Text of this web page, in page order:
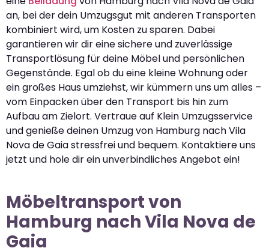
an, bei der dein Umzugsgut mit anderen Transporten
kombiniert wird, um Kosten zu sparen. Dabei
garantieren wir dir eine sichere und zuverlässige
Transportlösung für deine Möbel und persönlichen
Gegenstände. Egal ob du eine kleine Wohnung oder
ein großes Haus umziehst, wir kümmern uns um alles –
vom Einpacken über den Transport bis hin zum
Aufbau am Zielort. Vertraue auf Klein Umzugsservice
und genieße deinen Umzug von Hamburg nach Vila
Nova de Gaia stressfrei und bequem. Kontaktiere uns
jetzt und hole dir ein unverbindliches Angebot ein!
Möbeltransport von
Hamburg nach Vila Nova de
Gaia